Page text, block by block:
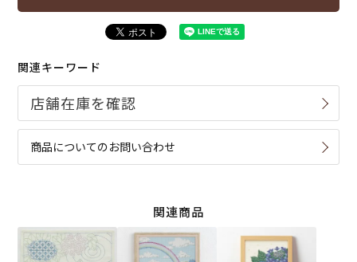
関連キーワード
商品についてのお問い合わせ
関連商品